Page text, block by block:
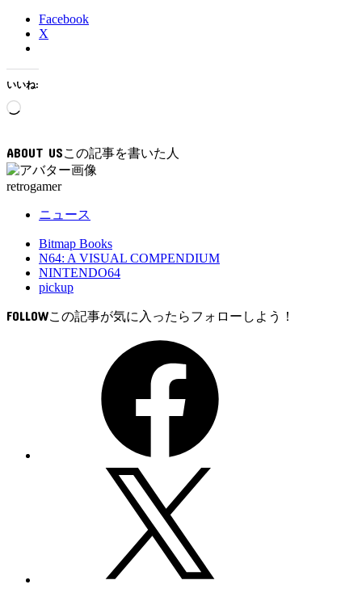
Facebook
X
いいね:
読
み
中…
ABOUT US
retrogamer
ニュース
Bitmap Books
N64: A VISUAL COMPENDIUM
NINTENDO64
pickup
FOLLOW